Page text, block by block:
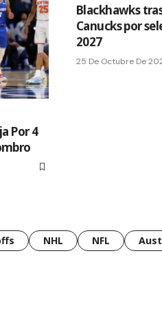
Por 4
Blackhawks
Canucks por
2027
25 De Octubre De
NHL NFL